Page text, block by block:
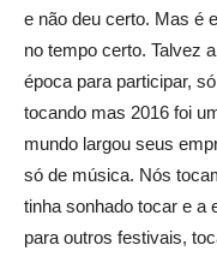
e não deu certo. Mas é
no tempo certo. Talvez
época para participar,
tocando mas 2016 foi
mundo largou seus
só de música. Nós
tinha sonhado tocar e a
para outros festivais,